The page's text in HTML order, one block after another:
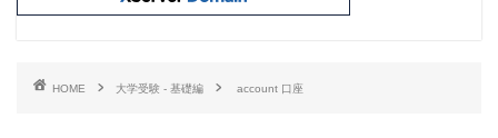
HOME 大学受験 - 基礎編 account 口座